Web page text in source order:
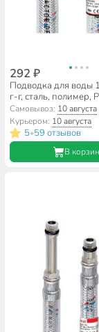
292 ₽
Подводка для воды
г-г, сталь, полимер,
Самовывоз: 10 августа
Курьером: 10 августа
5•59 отзывов
В